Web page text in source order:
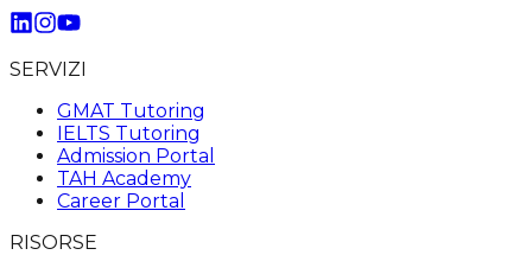
SERVIZI
GMAT Tutoring
IELTS Tutoring
Admission Portal
TAH Academy
Career Portal
RISORSE